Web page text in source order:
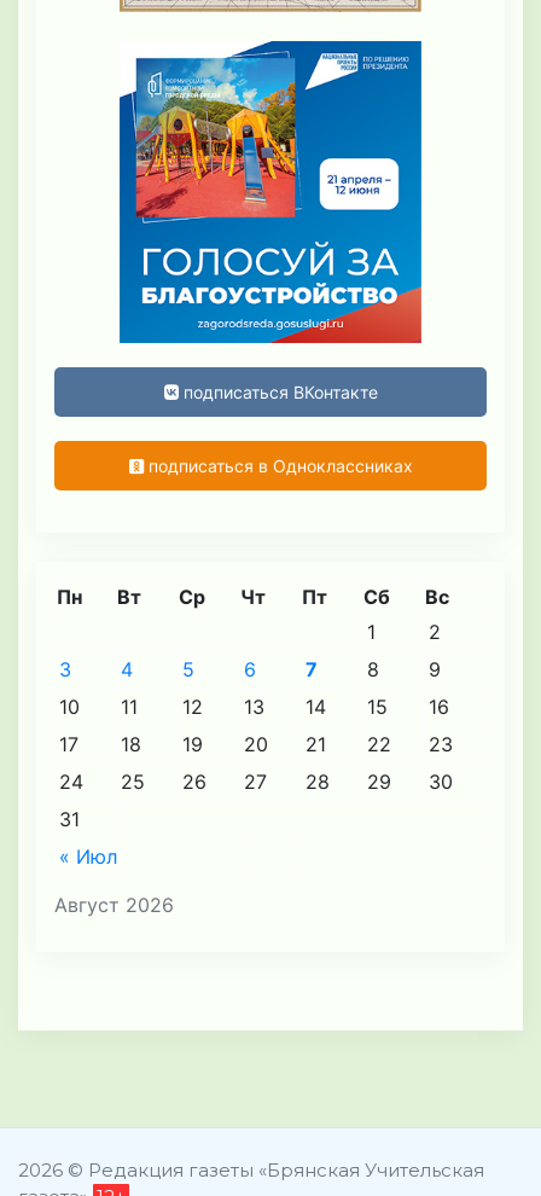
подписаться ВКонтакте
подписаться в Одноклассниках
Август 2026
Пн Вт Ср Чт Пт Сб Вс
« Июл
1
2
3
4 5 6 7 8
9
10
11 12 13 14 15
16
17
18 19 20 21 22
23
24
25 26 27 28 29
30
31
2026 © Редакция газеты «Брянская Учительская